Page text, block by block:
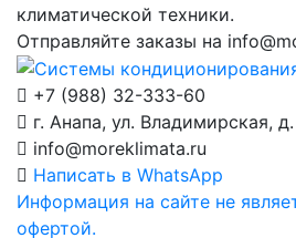
климатической техники.
Отправляйте заказы на
+7 (988) 32-333-60
г. Анапа, ул. Владимирская,
info@moreklimata.ru
Написать в WhatsApp
Информация на сайте не
офертой.